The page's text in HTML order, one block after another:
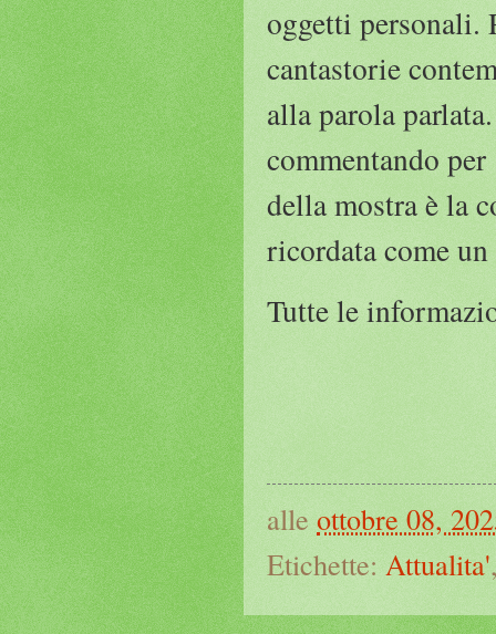
oggetti personali.
cantastorie
alla parola
commentando
della mostra è la
ricordata come
Tutte le
alle ottobre 08,
Etichette: Attualita'